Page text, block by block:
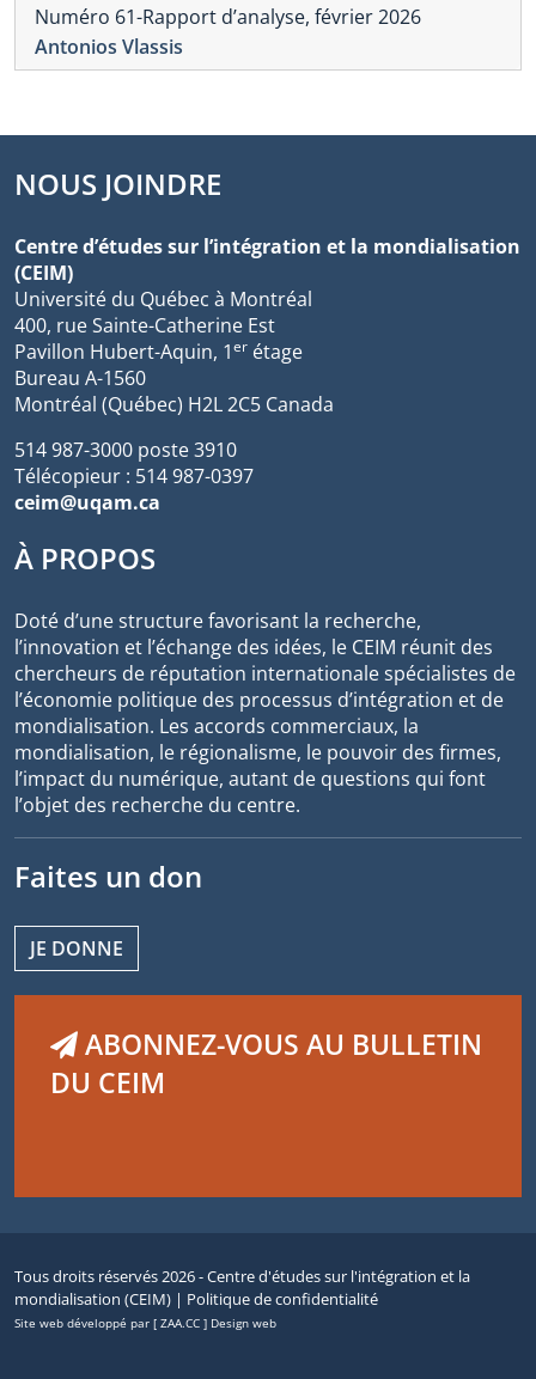
Numéro 61-Rapport d’analyse, février 2026
Antonios Vlassis
NOUS JOINDRE
Centre d’études sur l’intégration et la mondialisation
(CEIM)
Université du Québec à Montréal
400, rue Sainte-Catherine Est
Pavillon Hubert-Aquin, 1er étage
Bureau A-1560
Montréal (Québec) H2L 2C5 Canada
514 987-3000 poste 3910
Télécopieur : 514 987-0397
ceim@uqam.ca
À PROPOS
Doté d’une structure favorisant la recherche,
l’innovation et l’échange des idées, le CEIM réunit des
chercheurs de réputation internationale spécialistes de
l’économie politique des processus d’intégration et de
mondialisation. Les accords commerciaux, la
mondialisation, le régionalisme, le pouvoir des firmes,
l’impact du numérique, autant de questions qui font
l’objet des recherche du centre.
Faites un don
JE DONNE
ABONNEZ-VOUS AU BULLETIN
DU CEIM
Tous droits réservés 2026 - Centre d'études sur l'intégration et la
mondialisation (CEIM) | Politique de confidentialité
Site web développé par [ ZAA.CC ] Design web